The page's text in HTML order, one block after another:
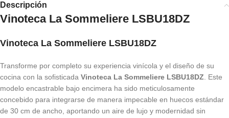
Descripción
Vinoteca La Sommeliere LSBU18DZ
Vinoteca La Sommeliere LSBU18DZ
Transforme por completo su experiencia vinícola y el diseño de su
cocina con la sofisticada Vinoteca La Sommeliere LSBU18DZ . Este
modelo encastrable bajo encimera ha sido meticulosamente
concebido para integrarse de manera impecable en huecos estándar
de 30 cm de ancho, aportando un aire de lujo y modernidad sin